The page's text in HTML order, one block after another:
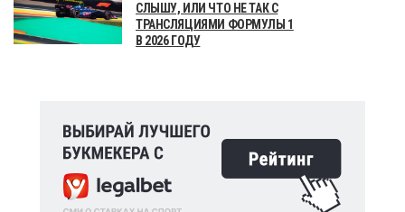
СЛЫШУ, ИЛИ ЧТО НЕ ТАК С
ТРАНСЛЯЦИЯМИ ФОРМУЛЫ 1
В 2026 ГОДУ